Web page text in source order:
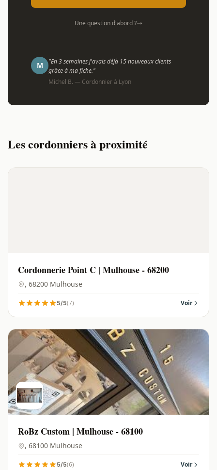
Une question d'abord ?
M
"En 3 semaines j'avais déjà 15 nouveaux clients
grâce à ma fiche."
Michel B. — Cordonnier à Lyon
Les cordonniers à proximité
Cordonnerie Point C | Mulhouse - 68200
, 68200 Mulhouse
5/5(7) Voir
RoBz Custom | Mulhouse - 68100
, 68100 Mulhouse
5/5(6) Voir